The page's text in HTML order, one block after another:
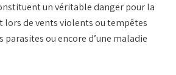
un véritable danger pour la
lors de vents violents ou tempêtes
ou encore d’une maladie